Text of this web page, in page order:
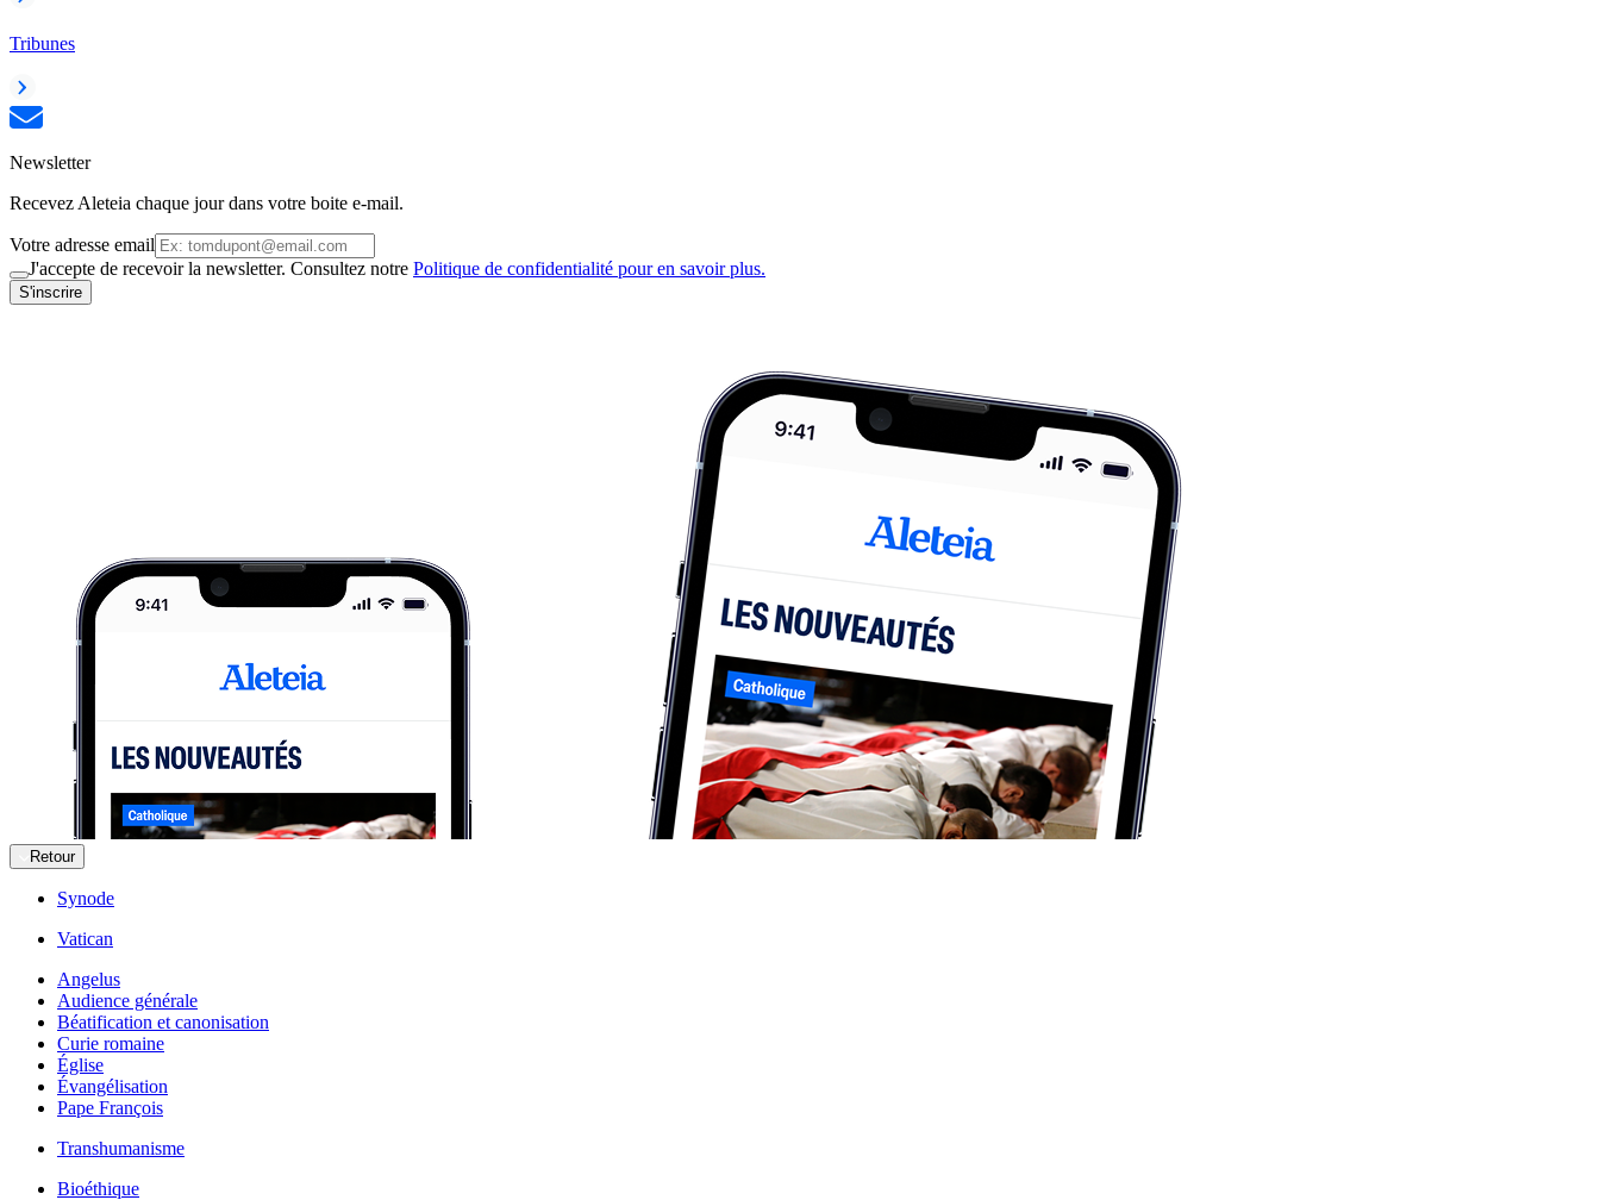
Tribunes
Newsletter
Recevez Aleteia chaque jour dans votre boite e-mail.
Votre adresse email
J'accepte de recevoir la newsletter. Consultez notre Politique de confidentialité pour en savoir plus.
S'inscrire
Retour
Synode
Vatican
Angelus
Audience générale
Béatification et canonisation
Curie romaine
Église
Évangélisation
Pape François
Transhumanisme
Bioéthique